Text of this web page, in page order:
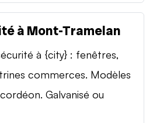
à Mont-Tramelan
à {city} : fenêtres,
commerces. Modèles
Galvanisé ou